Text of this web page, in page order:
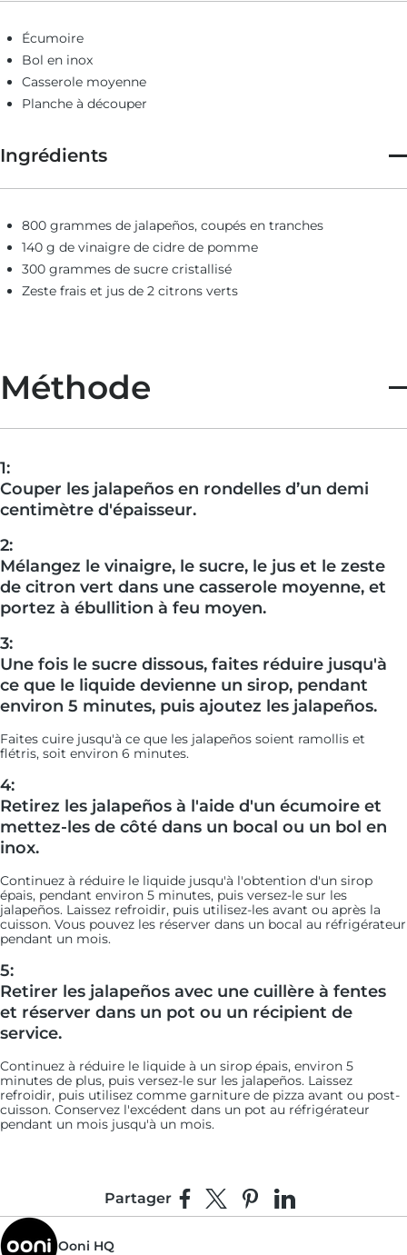
Méthode
1:
Couper les jalapeños en rondelles d’un demi
centimètre d'épaisseur.
2:
Mélangez le vinaigre, le sucre, le jus et le zeste
de citron vert dans une casserole moyenne, et
portez à ébullition à feu moyen.
3:
Une fois le sucre dissous, faites réduire jusqu'à
ce que le liquide devienne un sirop, pendant
environ 5 minutes, puis ajoutez les jalapeños.
Faites cuire jusqu'à ce que les jalapeños soient ramollis et
flétris, soit environ 6 minutes.
4:
Retirez les jalapeños à l'aide d'un écumoire et
mettez-les de côté dans un bocal ou un bol en
inox.
Continuez à réduire le liquide jusqu'à l'obtention d'un sirop
épais, pendant environ 5 minutes, puis versez-le sur les
jalapeños. Laissez refroidir, puis utilisez-les avant ou après la
cuisson. Vous pouvez les réserver dans un bocal au réfrigérateur
pendant un mois.
5:
Retirer les jalapeños avec une cuillère à fentes
et réserver dans un pot ou un récipient de
service.
Continuez à réduire le liquide à un sirop épais, environ 5
minutes de plus, puis versez-le sur les jalapeños. Laissez
refroidir, puis utilisez comme garniture de pizza avant ou post-
cuisson. Conservez l'excédent dans un pot au réfrigérateur
pendant un mois jusqu'à un mois.
Partager Partager sur Facebook
Partager sur X
Épingler sur Pinterest
Partager sur
Ooni HQ
Écumoire
Bol en inox
Casserole moyenne
Planche à découper
Ingrédients
800 grammes de jalapeños, coupés en tranches
140 g de vinaigre de cidre de pomme
300 grammes de sucre cristallisé
Zeste frais et jus de 2 citrons verts